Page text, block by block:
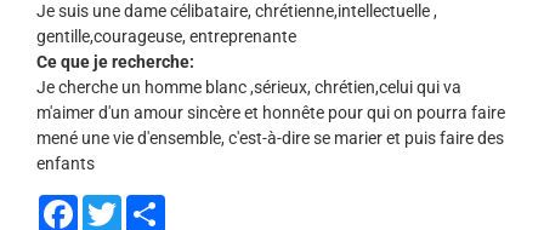
Je suis une dame célibataire, chrétienne,intellectuelle ,
gentille,courageuse, entreprenante
Ce que je recherche:
Je cherche un homme blanc ,sérieux, chrétien,celui qui va
m'aimer d'un amour sincère et honnête pour qui on pourra faire
mené une vie d'ensemble, c'est-à-dire se marier et puis faire des
enfants
Facebook
Twitter